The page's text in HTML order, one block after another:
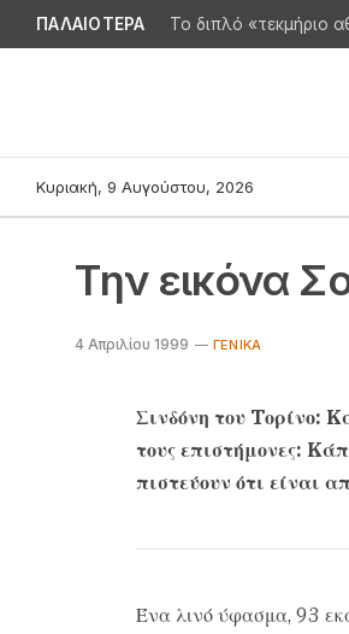
ΠΑΛΑΙΟΤΕΡΑ Το διπλό «τεκμήριο
Κυριακή, 9 Αυγούστου, 2026
Tην εικόνα
4 Απριλίου 1999 ΓΕΝΙΚΆ
Σινδόνη του Tορίνο:
τους επιστήμονες:
πιστεύουν ότι είναι
Ένα λινό ύφασμα, 93